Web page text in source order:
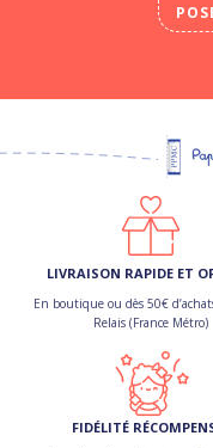
LIVRAISON RAPIDE ET
En boutique ou dès 50€
Relais (France Métro)
FIDÉLITÉ